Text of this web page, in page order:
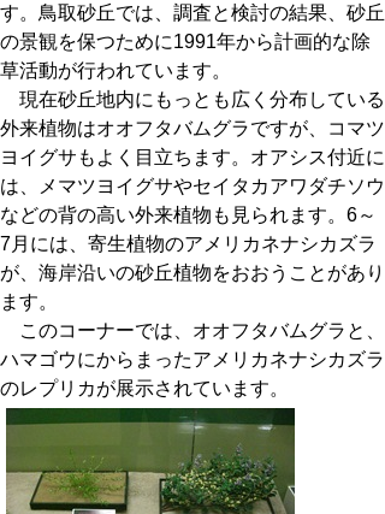
す。鳥取砂丘では、調査と検討の結果、砂丘
の景観を保つために1991年から計画的な除
草活動が行われています。
現在砂丘地内にもっとも広く分布している
外来植物はオオフタバムグラですが、コマツ
ヨイグサもよく目立ちます。オアシス付近に
は、メマツヨイグサやセイタカアワダチソウ
などの背の高い外来植物も見られます。6～
7月には、寄生植物のアメリカネナシカズラ
が、海岸沿いの砂丘植物をおおうことがあり
ます。
このコーナーでは、オオフタバムグラと、
ハマゴウにからまったアメリカネナシカズラ
のレプリカが展示されています。